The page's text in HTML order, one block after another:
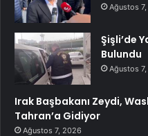
Ağustos
Şişli’de
Bulundu
Ağustos
Irak Başbakanı Zeydi,
Tahran’a Gidiyor
Ağustos 7, 2026